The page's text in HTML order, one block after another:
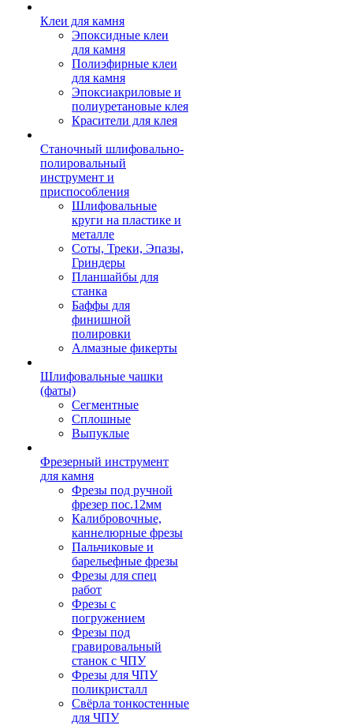
Клеи для камня
Эпоксидные клеи
для камня
Полиэфирные клеи
для камня
Эпоксиакриловые и
полиуретановые клея
Красители для клея
Станочный шлифовально-
полировальный
инструмент и
приспособления
Шлифовальные
круги на пластике и
металле
Соты, Треки, Эпазы,
Гриндеры
Планшайбы для
станка
Баффы для
финишной
полировки
Алмазные фикерты
Шлифовальные чашки
(фаты)
Сегментные
Сплошные
Выпуклые
Фрезерный инструмент
для камня
Фрезы под ручной
фрезер пос.12мм
Калибровочные,
каннелюрные фрезы
Пальчиковые и
барельефные фрезы
Фрезы для спец
работ
Фрезы с
погружением
Фрезы под
гравировальный
станок с ЧПУ
Фрезы для ЧПУ
поликристалл
Свёрла тонкостенные
для ЧПУ